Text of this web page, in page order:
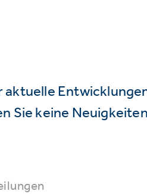
Sie keine